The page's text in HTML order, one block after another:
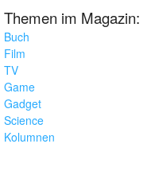
Themen im Magazin:
Buch
Film
TV
Game
Gadget
Science
Kolumnen